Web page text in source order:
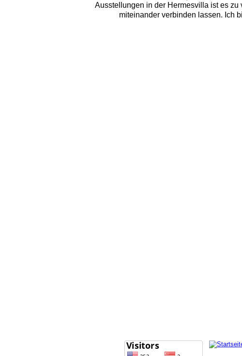
Ausstellungen in der Hermesvilla ist es
miteinander verbinden lassen. Ich